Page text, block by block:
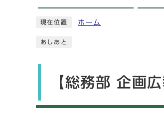
現在位置 ホーム
あしあと
【総務部 企画